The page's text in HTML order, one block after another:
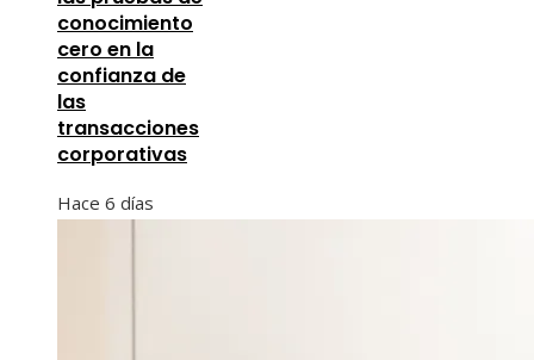
conocimiento
cero en la
confianza de
las
transacciones
corporativas
Hace 6 días